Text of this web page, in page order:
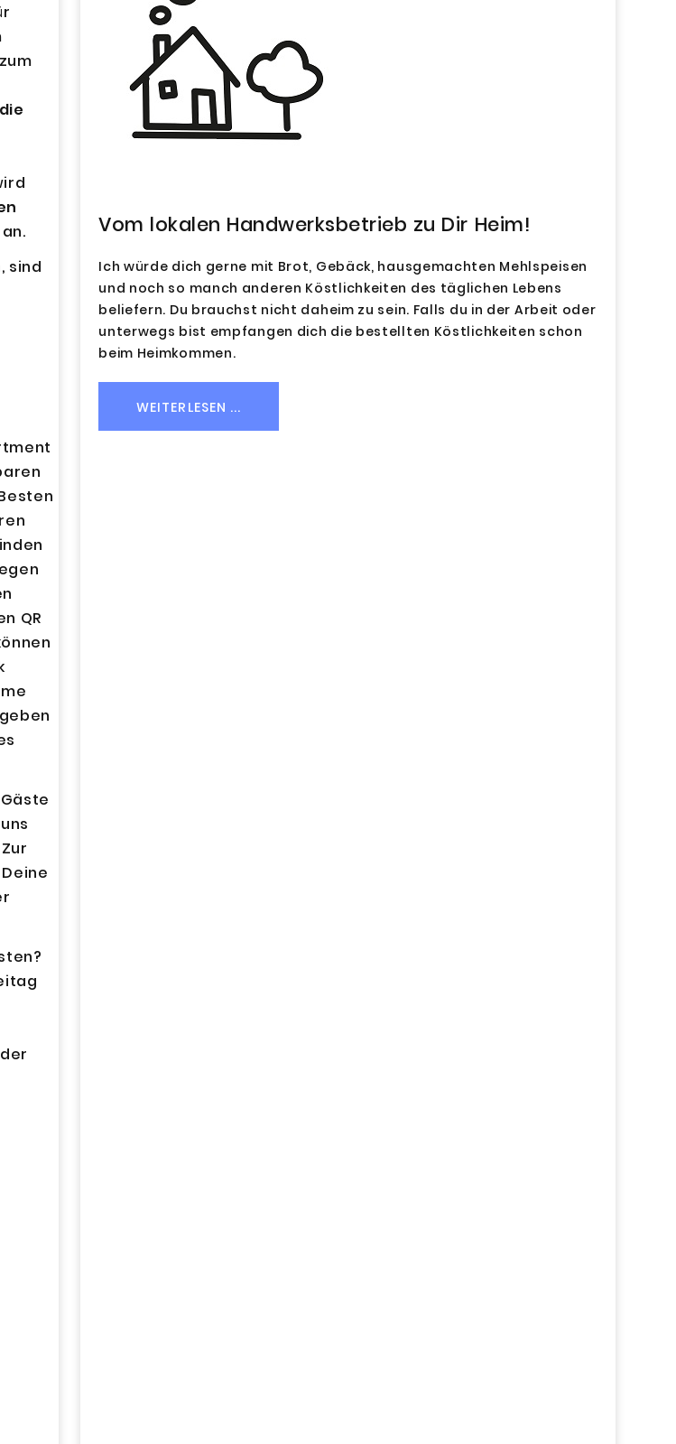
sind
QR
Vom lokalen Handwerksbetrieb zu Dir Heim!
Ich würde dich gerne mit Brot, Gebäck, hausgemachten Mehlspeisen
und noch so manch anderen Köstlichkeiten des täglichen Lebens
beliefern. Du brauchst nicht daheim zu sein. Falls du in der Arbeit oder
unterwegs bist empfangen dich die bestellten Köstlichkeiten schon
beim Heimkommen.
WEITERLESEN ...